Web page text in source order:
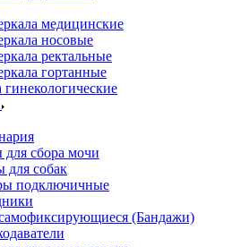
медицинские
носовые
ректальные
гортанные
гинекологические
сбора мочи
собак
подключичные
(Бандажи)